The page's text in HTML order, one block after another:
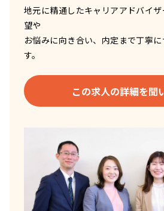
地元に精通したキャリアアドバイ
望や
お悩みに向き合い、内定まで丁寧
す。
この求人の詳細を聞